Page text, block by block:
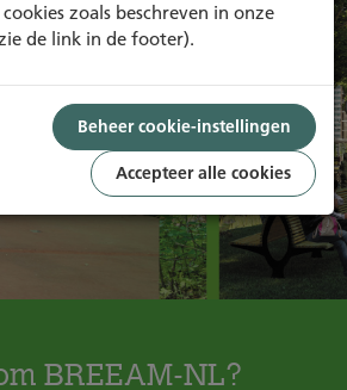
training volgen
trainingsoverzicht
project certificeren
in vijf stappen
BREEAM-NL?
zoals beschreven in onze
de link in de footer).
Beheer cookie-instellingen
Accepteer alle cookies